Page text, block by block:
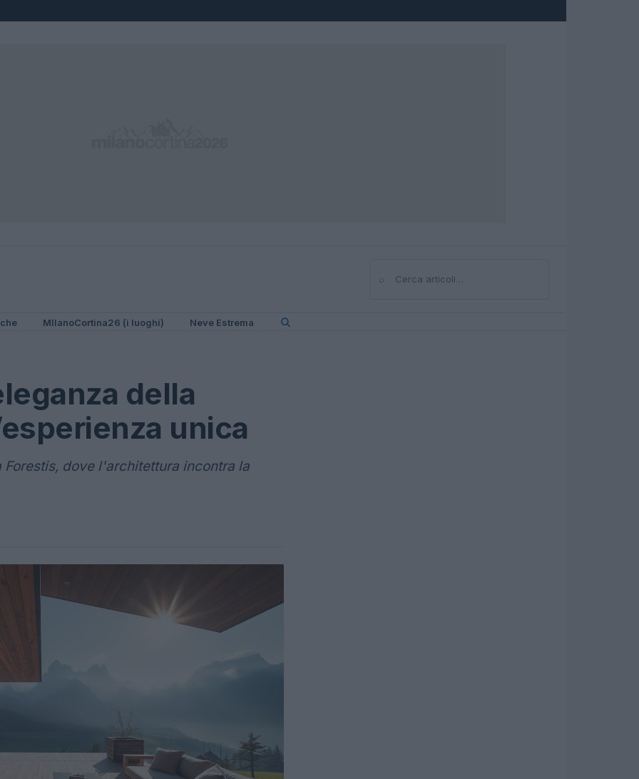
⌕Cerca
MIlanoCortina26 (i luoghi) Neve Estrema
della
unica
dove l'architettura incontra la